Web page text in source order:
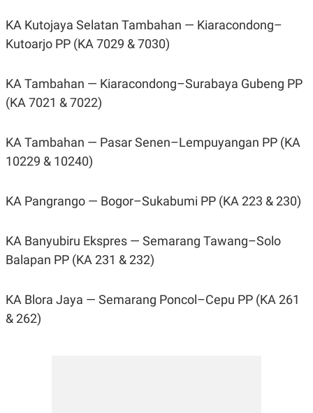
KA Kutojaya Selatan Tambahan — Kiaracondong–
Kutoarjo PP (KA 7029 & 7030)
KA Tambahan — Kiaracondong–Surabaya Gubeng PP
(KA 7021 & 7022)
KA Tambahan — Pasar Senen–Lempuyangan PP (KA
10229 & 10240)
KA Pangrango — Bogor–Sukabumi PP (KA 223 & 230)
KA Banyubiru Ekspres — Semarang Tawang–Solo
Balapan PP (KA 231 & 232)
KA Blora Jaya — Semarang Poncol–Cepu PP (KA 261
& 262)